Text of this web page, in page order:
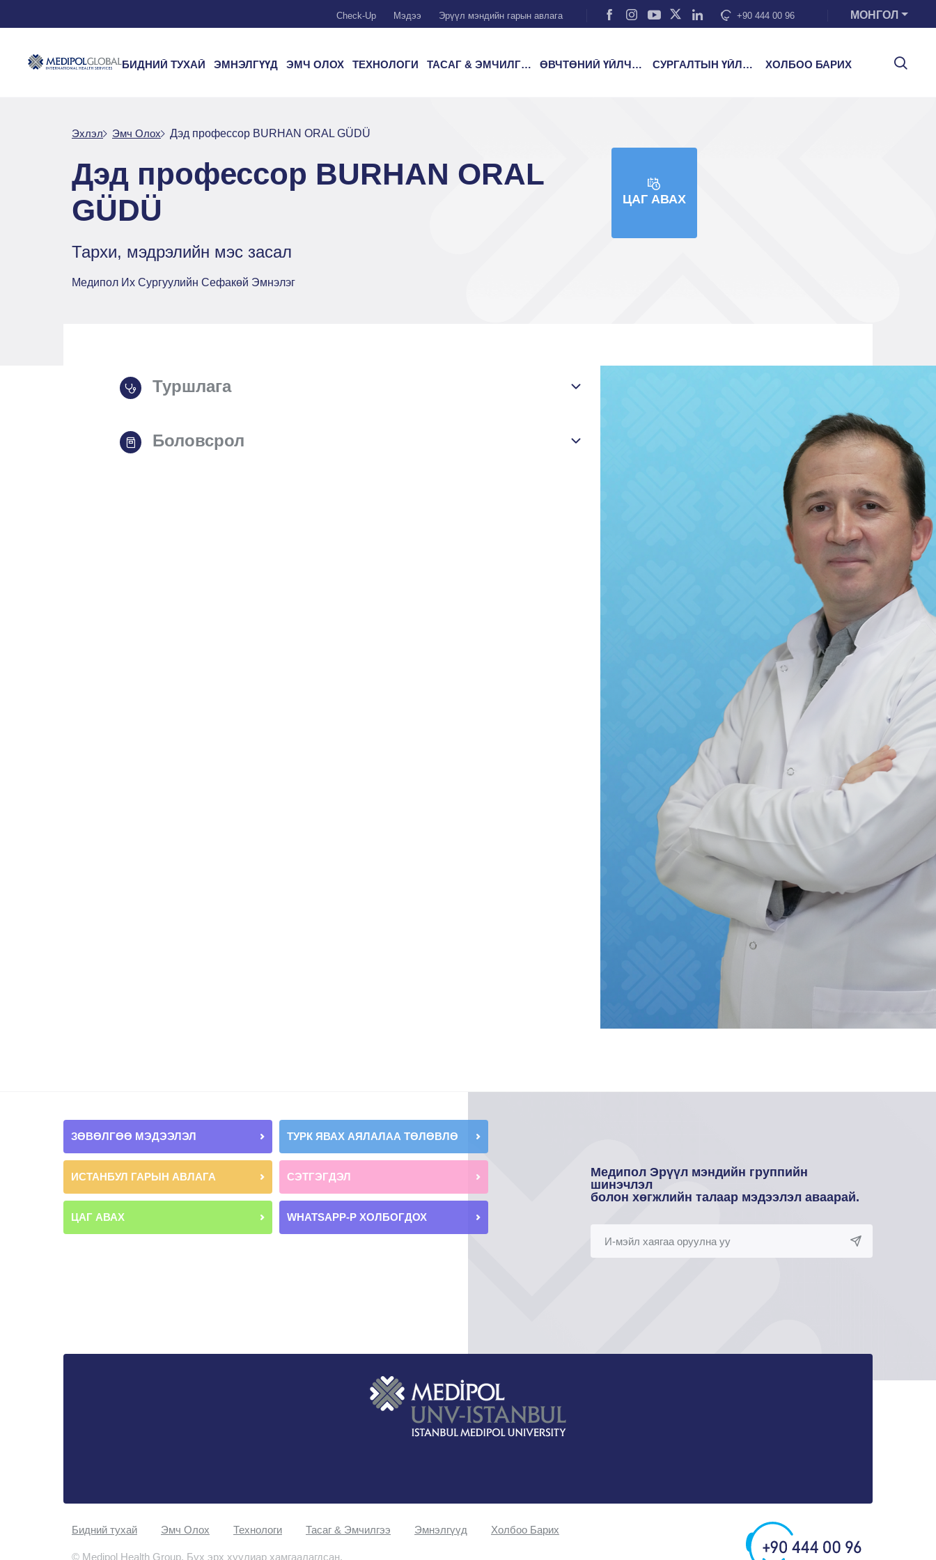
Check-Up Мэдээ Эрүүл мэндийн гарын авлага +90 444 00 96 МОНГОЛ
БИДНИЙ ТУХАЙ ЭМНЭЛГҮҮД ЭМЧ ОЛОХ ТЕХНОЛОГИ ТАСАГ & ЭМЧИЛГЭЭ ӨВЧТӨНИЙ ҮЙЛЧИЛГЭЭ СУРГАЛТЫН ҮЙЛЧИЛГЭЭ ХОЛБОО БАРИХ
Эхлэл Эмч Oлох Дэд профессор BURHAN ORAL GÜDÜ
Дэд профессор BURHAN ORAL
GÜDÜ
Тархи, мэдрэлийн мэс засал
Медипол Их Сургуулийн Сефакөй Эмнэлэг
ЦАГ АВАХ
Туршлага
Боловсрол
ЗӨВӨЛГӨӨ МЭДЭЭЛЭЛ ТУРК ЯВАХ АЯЛАЛАА ТӨЛӨВЛӨ
ИСТАНБУЛ ГАРЫН АВЛАГА СЭТГЭГДЭЛ
ЦАГ АВАХ WHATSAPP-Р ХОЛБОГДОХ
Медипол Эрүүл мэндийн группийн
шинэчлэл
болон хөгжлийн талаар мэдээлэл аваарай.
Бидний тухай Эмч Oлох Технологи Тасаг & Эмчилгээ Эмнэлгүүд Холбоо Барих
© Medipol Health Group. Бүх эрх хуулиар хамгаалагдсан.